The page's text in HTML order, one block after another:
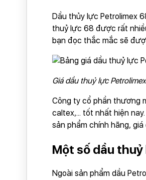
Dầu thủy lực Petrolimex
thuỷ lực 68 được rất
bạn đọc thắc mắc sẽ
Giá dầu thuỷ lực
Công ty cổ phần thương
caltex,... tốt nhất hiện
sản phẩm chính hãng,
Một số dầu
Ngoài sản phẩm dầu